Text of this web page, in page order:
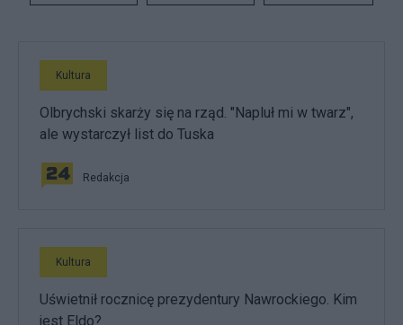
Kultura
Olbrychski skarży się na rząd. "Napluł mi w twarz",
ale wystarczył list do Tuska
Redakcja
Kultura
Uświetnił rocznicę prezydentury Nawrockiego. Kim
jest Eldo?